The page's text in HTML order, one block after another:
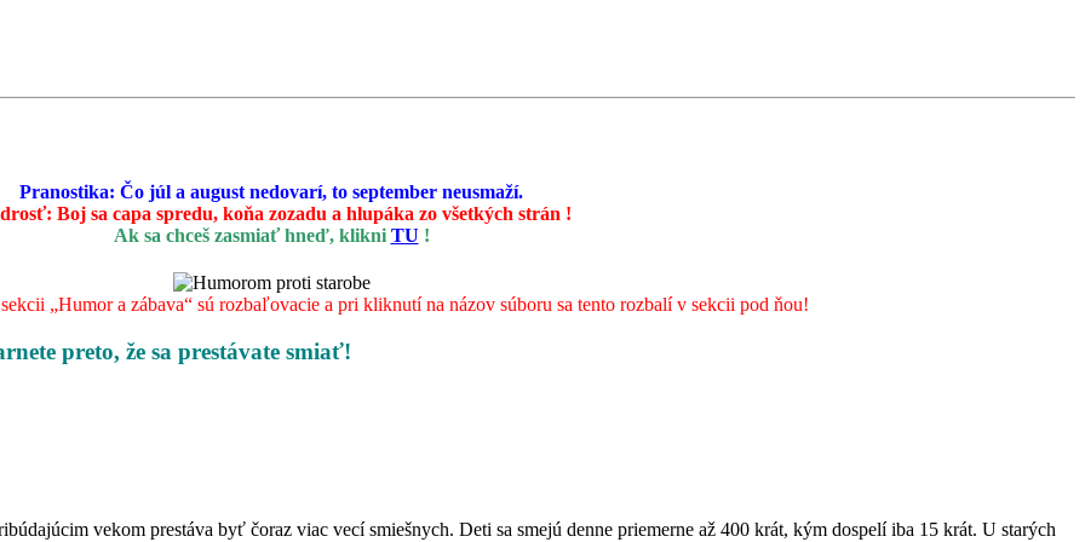
Pranostika: Čo júl a august nedovarí, to september neusmaží.
Boj sa capa spredu, koňa zozadu a hlupáka zo všetkých strán !
Ak sa chceš zasmiať hneď, klikni TU !
„Humor a zábava“ sú rozbaľovacie a pri kliknutí na názov súboru sa tento rozbalí v sekcii pod ňou!
preto, že sa prestávate smiať!
vekom prestáva byť čoraz viac vecí smiešnych. Deti sa smejú denne priemerne až 400 krát, kým dospelí iba 15 krát. U starých